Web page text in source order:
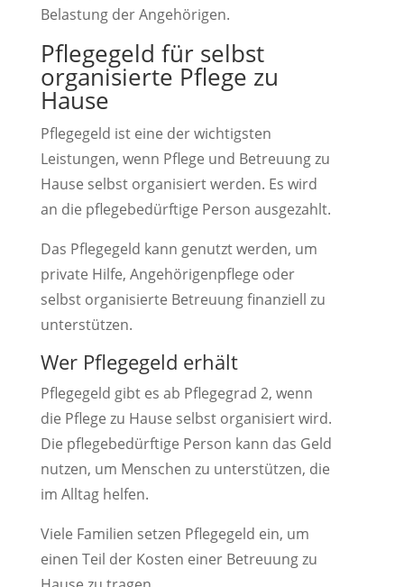
Belastung der Angehörigen.
Pflegegeld für selbst
organisierte Pflege zu
Hause
Pflegegeld ist eine der wichtigsten
Leistungen, wenn Pflege und Betreuung zu
Hause selbst organisiert werden. Es wird
an die pflegebedürftige Person ausgezahlt.
Das Pflegegeld kann genutzt werden, um
private Hilfe, Angehörigenpflege oder
selbst organisierte Betreuung finanziell zu
unterstützen.
Wer Pflegegeld erhält
Pflegegeld gibt es ab Pflegegrad 2, wenn
die Pflege zu Hause selbst organisiert wird.
Die pflegebedürftige Person kann das Geld
nutzen, um Menschen zu unterstützen, die
im Alltag helfen.
Viele Familien setzen Pflegegeld ein, um
einen Teil der Kosten einer Betreuung zu